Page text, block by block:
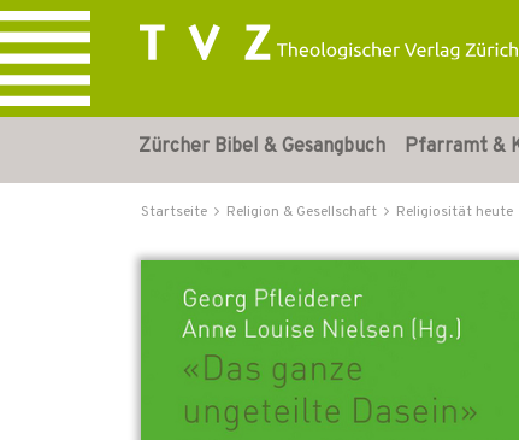
Zürcher Bibel & Gesangbuch Pfarramt &
Startseite Religion & Gesellschaft Religiosität heute